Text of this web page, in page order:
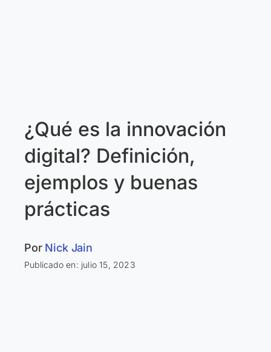
¿Qué es la innovación
digital? Definición,
ejemplos y buenas
prácticas
Por Nick Jain
Publicado en: julio 15, 2023